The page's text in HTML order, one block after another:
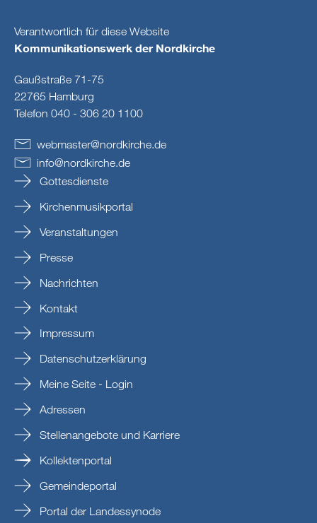
Verantwortlich für diese Website
Kommunikationswerk der Nordkirche
Gaußstraße 71-75
22765 Hamburg
Telefon 040 - 306 20 1100
webmaster@nordkirche.de
info@nordkirche.de
Gottesdienste
Kirchenmusikportal
Veranstaltungen
Presse
Nachrichten
Kontakt
Impressum
Datenschutzerklärung
Meine Seite - Login
Adressen
Stellenangebote und Karriere
Kollektenportal
Gemeindeportal
Portal der Landessynode